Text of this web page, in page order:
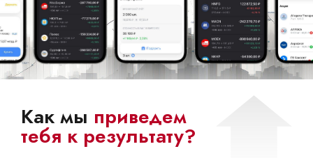
Как мы приведем
тебя к результату?